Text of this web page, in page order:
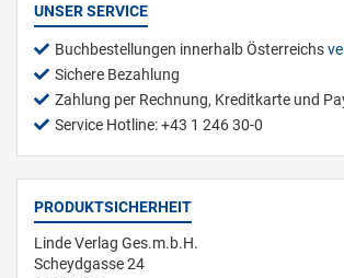
UNSER SERVICE
Buchbestellungen innerhalb Österreichs
Sichere Bezahlung
Zahlung per Rechnung, Kreditkarte und
Service Hotline: +43 1 246 30-0
PRODUKTSICHERHEIT
Linde Verlag Ges.m.b.H.
Scheydgasse 24